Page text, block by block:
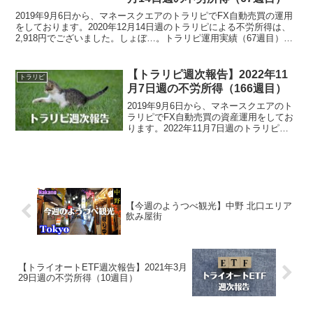
2019年9月6日から、マネースクエアのトラリピでFX自動売買の運用
をしております。2020年12月14日週のトラリピによる不労所得は、
2,918円でございました。しょぼ…。トラリピ運用実績（67週目）・
トラリピ
【トラリピ週次報告】2022年11
月7日週の不労所得（166週目）
2019年9月6日から、マネースクエアのト
ラリピでFX自動売買の資産運用をしてお
ります。2022年11月7日週のトラリピに
【今週のようつべ観光】中野 北口エリア
飲み屋街
【トライオートETF週次報告】2021年3月
29日週の不労所得（10週目）